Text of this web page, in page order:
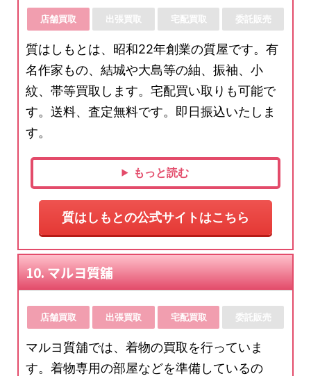
店舗買取 出張買取 宅配買取 委託販売
質はしもとは、昭和22年創業の質屋です。有
名作家もの、結城や大島等の紬、振袖、小
紋、帯等買取します。宅配買い取りも可能で
す。送料、査定無料です。即日振込いたしま
す。
もっと読む
質はしもとの公式サイトはこちら
10. マルヨ質舖
店舗買取 出張買取 宅配買取 委託販売
マルヨ質舖では、着物の買取を行っていま
す。着物専用の部屋などを準備しているの